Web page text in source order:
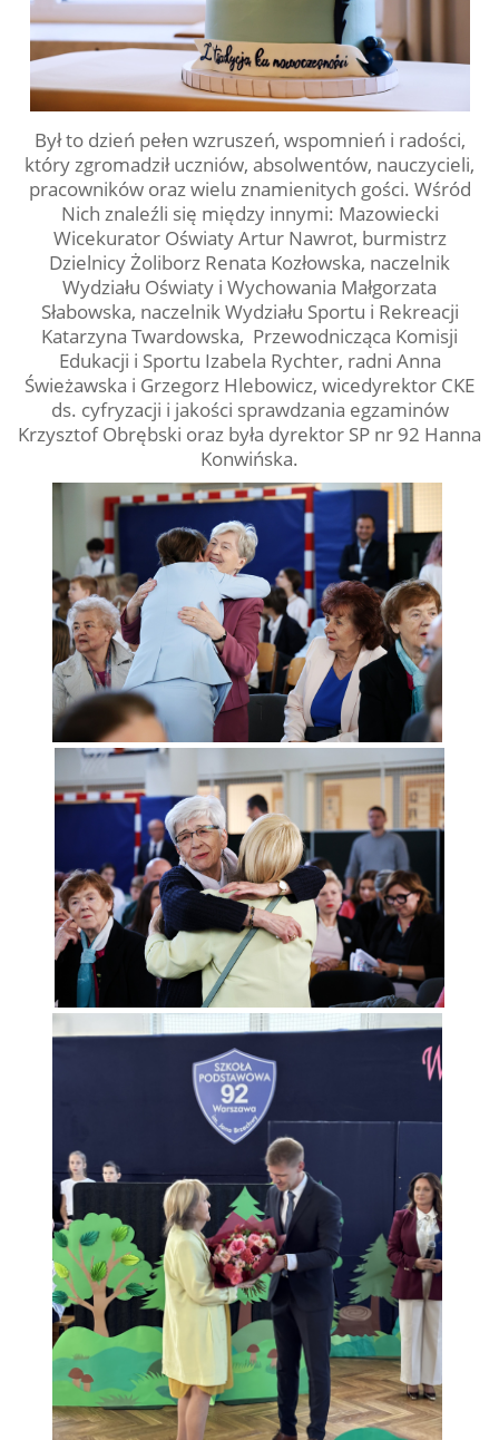
Był to dzień pełen wzruszeń, wspomnień i radości,
który zgromadził uczniów, absolwentów, nauczycieli,
pracowników oraz wielu znamienitych gości. Wśród
Nich znaleźli się między innymi: Mazowiecki
Wicekurator Oświaty Artur Nawrot, burmistrz
Dzielnicy Żoliborz Renata Kozłowska, naczelnik
Wydziału Oświaty i Wychowania Małgorzata
Słabowska, naczelnik Wydziału Sportu i Rekreacji
Katarzyna Twardowska, Przewodnicząca Komisji
Edukacji i Sportu Izabela Rychter, radni Anna
Świeżawska i Grzegorz Hlebowicz, wicedyrektor CKE
ds. cyfryzacji i jakości sprawdzania egzaminów
Krzysztof Obrębski oraz była dyrektor SP nr 92 Hanna
Konwińska.